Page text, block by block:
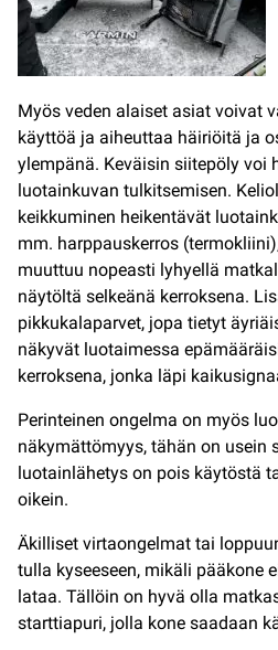
Myös veden alaiset asiat voivat
käyttöä ja aiheuttaa häiriöitä ja
ylempänä. Keväisin siitepöly voi
luotainkuvan tulkitsemisen.
keikkuminen heikentävät
mm. harppauskerros
muuttuu nopeasti lyhyellä
näytöltä selkeänä kerroksena.
pikkukalaparvet, jopa tietyt
näkyvät luotaimessa
kerroksena, jonka läpi
Perinteinen ongelma on myös
näkymättömyys, tähän on usein
luotainlähetys on pois käytöstä
oikein.
Äkilliset virtaongelmat tai
tulla kyseeseen, mikäli pääkone
lataa. Tällöin on hyvä olla
starttiapuri, jolla kone saadaan